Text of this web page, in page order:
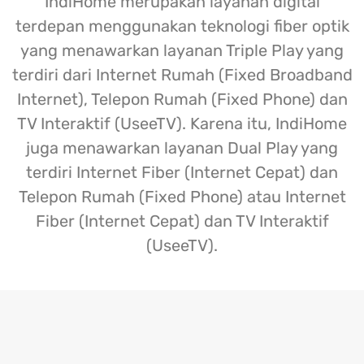
terdepan menggunakan teknologi fiber optik
yang menawarkan layanan Triple Play yang
terdiri dari Internet Rumah (Fixed Broadband
Internet), Telepon Rumah (Fixed Phone) dan
TV Interaktif (UseeTV). Karena itu, IndiHome
juga menawarkan layanan Dual Play yang
terdiri Internet Fiber (Internet Cepat) dan
Telepon Rumah (Fixed Phone) atau Internet
Fiber (Internet Cepat) dan TV Interaktif
(UseeTV).